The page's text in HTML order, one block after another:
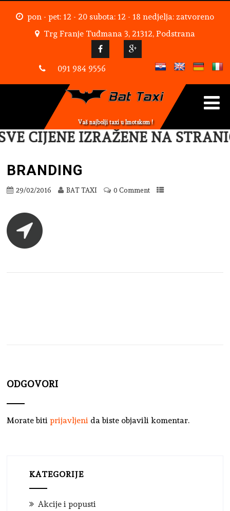
pon - pet: 12 - 20 subota: 12 - 18 nedjelja: zatvoreno
Trg Franje Tuđmana 3, 21312, Podstrana
091 984 9556
Vaš najbolji taxi u Imotskom !
CIJENE IZRAŽENE NA
BRANDING
29/02/2016 BAT TAXI 0 Comment
ODGOVORI
Morate bitiprijavljeni da biste objavili komentar.
KATEGORIJE
Akcije i popusti